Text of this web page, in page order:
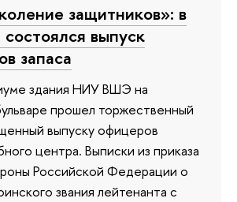
защитников»: в
выпуск
запаса
здания НИУ ВШЭ на
прошел торжественный
выпуску офицеров
центра. Выписки из приказа
Российской Федерации о
звания лейтенанта с